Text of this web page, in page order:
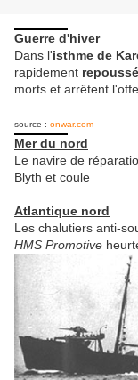
Guerre d'hiver
Dans l'isthme de
rapidement repoussé
morts et arrêtent
source : onwar.com
Mer du nord
Le navire de
Blyth et coule
Atlantique nord
Les chalutiers anti-
HMS Promotive